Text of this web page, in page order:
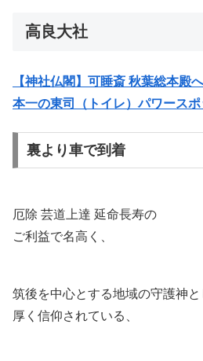
高良大社
【神社仏閣】可睡斎 秋葉総本殿
本一の東司（トイレ）パワースポ
裏より車で到着
厄除 芸道上達 延命長寿の
ご利益で名高く、
筑後を中心とする地域の守護神と
厚く信仰されている、